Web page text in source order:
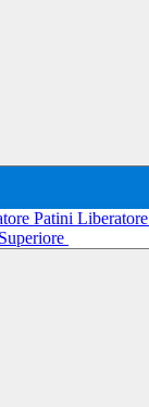
Patini Liberatore